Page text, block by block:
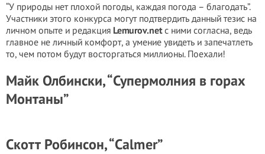
“У природы нет плохой погоды, каждая погода – благодать”.
Участники этого конкурса могут подтвердить данный тезис на
личном опыте и редакция Lemurov.netс ними согласна, ведь
главное не личный комфорт, а умение увидеть и запечатлеть
то, чем потом будут восторгаться миллионы. Поехали!
Майк Олбински, “Супермолния в горах
Монтаны”
Скотт Робинсон, “Calmer”